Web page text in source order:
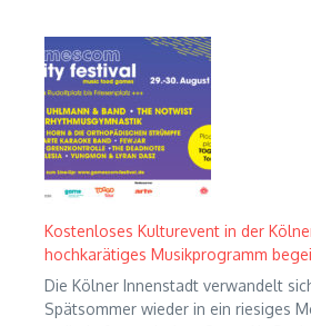
Kostenloses Kulturevent in der
hochkarätiges Musikprogramm
Die Kölner Innenstadt verwandelt
Spätsommer wieder in ein riesiges